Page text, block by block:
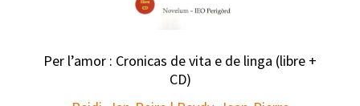
Per l’amor : Cronicas de vita e de linga (libre +
CD)